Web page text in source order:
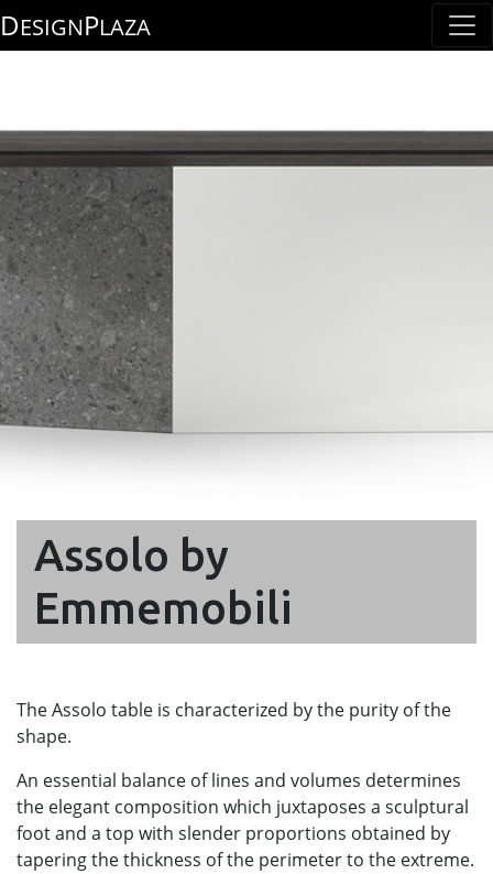
DESIGNPLAZA
Assolo by
Emmemobili
The Assolo table is characterized by the purity of the
shape.
An essential balance of lines and volumes determines
the elegant composition which juxtaposes a sculptural
foot and a top with slender proportions obtained by
tapering the thickness of the perimeter to the extreme.